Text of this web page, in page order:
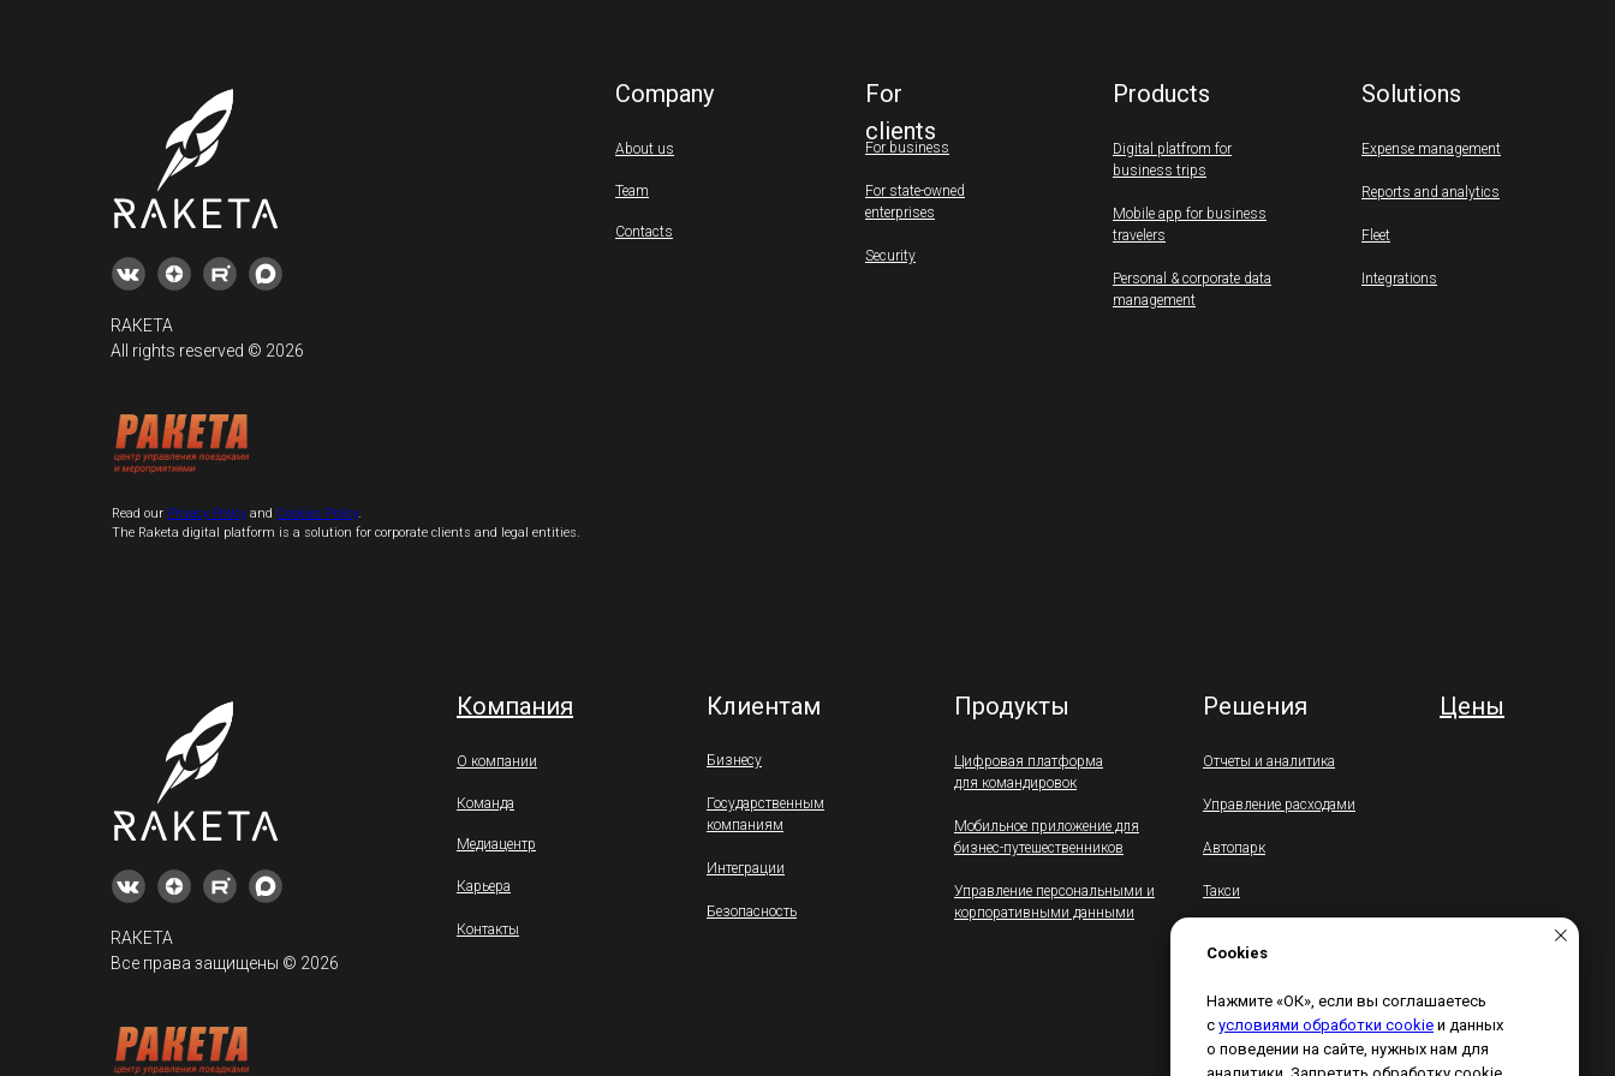
RАКЕТА
All rights reserved © 2026
For business
Security
For state-owned
enterprises
About us
Contacts
Team
Company
Digital platfrom for
business trips
Mobile app for business
travelers
Personal & corporate data
management
Products Solutions
Reports and analytics
Expense management
Fleet
Integrations
Ознакомьтесь с нашей Политикой конфиденциальностииПолитикой использования файлов cookies .
Цифровая платформа Ракета - решение для корпоративных клиентов, юридических лиц.
Read our Privacy Policy and Cookies Policy.
The Raketa digital platform is a solution for corporate clients and legal entities.
For
clients
Click «OK» if you agree to the terms of
processing cookiesand website behavior data
Cookies
Нажмите «ОК», если вы соглашаетесь
с условиями обработки cookie и данных
о поведении на сайте, нужных нам для
RАКЕТА
Все права защищены © 2026
Бизнесу
Безопасность
Интеграции
Государственным
компаниям
О компании
Контакты
Карьера
Медиацентр
Команда
Компания
Цифровая платформа
для командировок
Мобильное приложение для
бизнес-путешественников
Управление персональными и
корпоративными данными
Продукты Решения
Управление расходами
Отчеты и аналитика
Автопарк
Такси
Клиентам Цены